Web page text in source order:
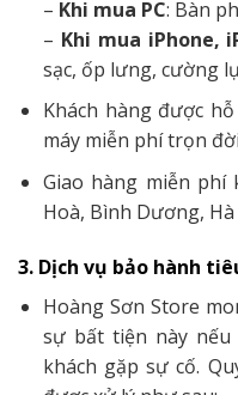
– Khi mua PC: Bàn
– Khi mua iPhone,
sạc, ốp lưng, cường
Khách hàng được
máy miễn phí trọn
Giao hàng miễn phí
Hoà, Bình Dương,
3. Dịch vụ bảo hành
Hoàng Sơn Store
sự bất tiện này nếu
khách gặp sự cố.